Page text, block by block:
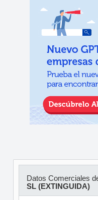
Datos Comerciales
SL (EXTINGUIDA)